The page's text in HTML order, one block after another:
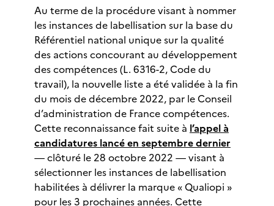
Au terme de la procédure visant à nommer
les instances de labellisation sur la base du
Référentiel national unique sur la qualité
des actions concourant au développement
des compétences (L. 6316-2, Code du
travail), la nouvelle liste a été validée à la fin
du mois de décembre 2022, par le Conseil
d’administration de France compétences.
Cette reconnaissance fait suite à l’appel à
candidatures lancé en septembre dernier
— clôturé le 28 octobre 2022 — visant à
sélectionner les instances de labellisation
habilitées à délivrer la marque « Qualiopi »
pour les 3 prochaines années. Cette